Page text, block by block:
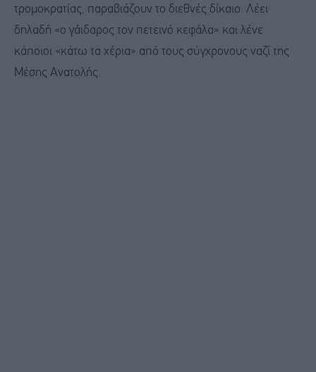
τρομοκρατίας, παραβιάζουν το διεθνές δίκαιο. Λέει
δηλαδή «ο γάιδαρος τον πετεινό κεφάλα» και λένε
κάποιοι «κάτω τα χέρια» από τους σύγχρονους ναζί της
Μέσης Ανατολής.